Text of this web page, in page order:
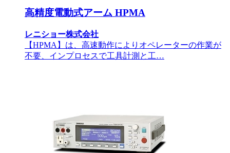
高精度電動式アーム HPMA
レニショー株式会社
【HPMA】は、高速動作によりオペレーターの作業が
不要、インプロセスで工具計測と工…